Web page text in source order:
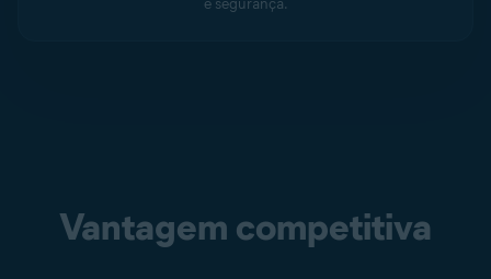
e segurança.
Vantagem competitiva